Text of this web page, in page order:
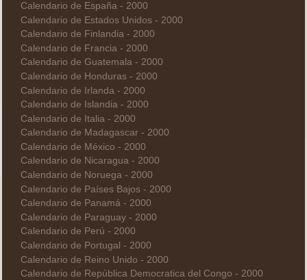
Calendario de España - 2000
Calendario de Estados Unidos - 2000
Calendario de Finlandia - 2000
Calendario de Francia - 2000
Calendario de Guatemala - 2000
Calendario de Honduras - 2000
Calendario de Irlanda - 2000
Calendario de Islandia - 2000
Calendario de Italia - 2000
Calendario de Madagascar - 2000
Calendario de México - 2000
Calendario de Nicaragua - 2000
Calendario de Noruega - 2000
Calendario de Países Bajos - 2000
Calendario de Panamá - 2000
Calendario de Paraguay - 2000
Calendario de Perú - 2000
Calendario de Portugal - 2000
Calendario de Reino Unido - 2000
Calendario de República Democratica del Congo - 2000